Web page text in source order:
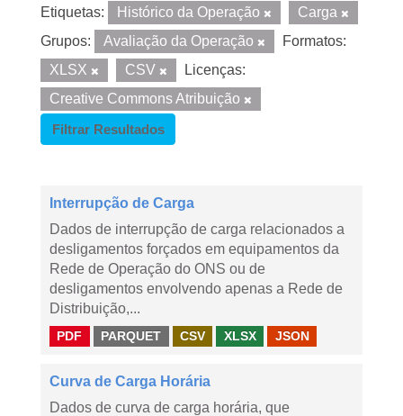
Etiquetas: Histórico da Operação
Carga
Grupos:
Avaliação da Operação
Formatos:
XLSX
CSV
Licenças:
Creative Commons Atribuição
Filtrar Resultados
Interrupção de Carga
Dados de interrupção de carga relacionados a
desligamentos forçados em equipamentos da
Rede de Operação do ONS ou de
desligamentos envolvendo apenas a Rede de
Distribuição,...
PDF PARQUET CSV XLSX JSON
Curva de Carga Horária
Dados de curva de carga horária, que